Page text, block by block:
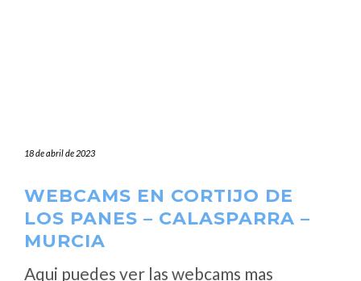
18 de abril de 2023
WEBCAMS EN CORTIJO DE
LOS PANES – CALASPARRA –
MURCIA
Aqui puedes ver las webcams mas